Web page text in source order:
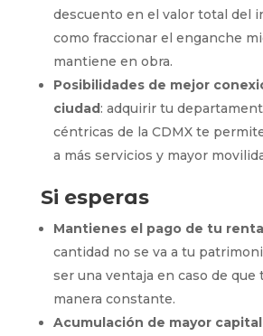
descuento en el valor total del
como fraccionar el enganche
mantiene en obra.
Posibilidades de mejor
ciudad: adquirir tu
céntricas de la CDMX te
a más servicios y mayor
Si esperas
Mantienes el pago de tu renta
cantidad no se va a tu
ser una ventaja en caso de que
manera constante.
Acumulación de mayor